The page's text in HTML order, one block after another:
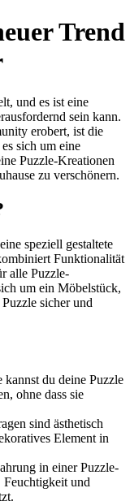
Trend
und es ist eine
sein kann.
erobert, ist die
sich um eine
Puzzle-Kreationen
zu verschönern.
speziell gestaltete
Funktionalität
alle Puzzle-
um ein Möbelstück,
sicher und
du deine Puzzle
ohne dass sie
sind ästhetisch
Element in
in einer Puzzle-
Feuchtigkeit und